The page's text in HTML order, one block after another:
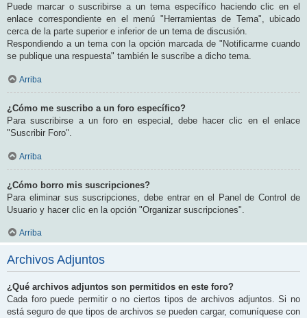
Puede marcar o suscribirse a un tema específico haciendo clic en el
enlace correspondiente en el menú "Herramientas de Tema", ubicado
cerca de la parte superior e inferior de un tema de discusión.
Respondiendo a un tema con la opción marcada de "Notificarme cuando
se publique una respuesta" también le suscribe a dicho tema.
Arriba
¿Cómo me suscribo a un foro específico?
Para suscribirse a un foro en especial, debe hacer clic en el enlace
"Suscribir Foro".
Arriba
¿Cómo borro mis suscripciones?
Para eliminar sus suscripciones, debe entrar en el Panel de Control de
Usuario y hacer clic en la opción "Organizar suscripciones".
Arriba
Archivos Adjuntos
¿Qué archivos adjuntos son permitidos en este foro?
Cada foro puede permitir o no ciertos tipos de archivos adjuntos. Si no
está seguro de que tipos de archivos se pueden cargar, comuníquese con